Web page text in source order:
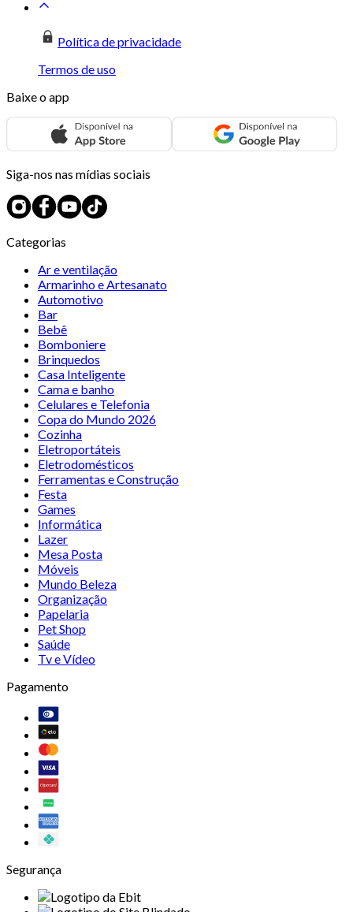
Política de privacidade
Termos de uso
Baixe o app
Siga-nos nas mídias sociais
Categorias
Ar e ventilação
Armarinho e Artesanato
Automotivo
Bar
Bebê
Bomboniere
Brinquedos
Casa Inteligente
Cama e banho
Celulares e Telefonia
Copa do Mundo 2026
Cozinha
Eletroportáteis
Eletrodomésticos
Ferramentas e Construção
Festa
Games
Informática
Lazer
Mesa Posta
Móveis
Mundo Beleza
Organização
Papelaria
Pet Shop
Saúde
Tv e Vídeo
Pagamento
Segurança